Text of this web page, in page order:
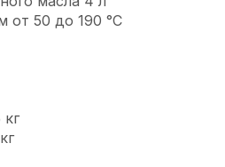
от 50 до 190 °С
кг